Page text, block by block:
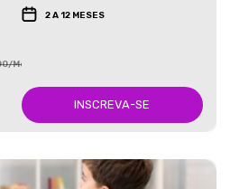
2 A 12 MESES
Mês
INSCREVA-SE